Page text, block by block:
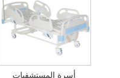
أسرة المستشفيات